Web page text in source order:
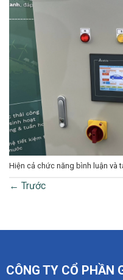
Hiện cả chức năng bình luận và
← Trước
CÔNG TY CỔ PHẦN